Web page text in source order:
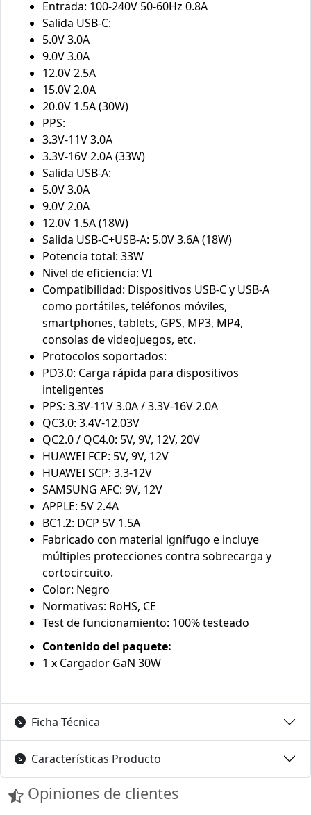
Entrada: 100-240V 50-60Hz 0.8A
Salida USB-C:
5.0V 3.0A
9.0V 3.0A
12.0V 2.5A
15.0V 2.0A
20.0V 1.5A (30W)
PPS:
3.3V-11V 3.0A
3.3V-16V 2.0A (33W)
Salida USB-A:
5.0V 3.0A
9.0V 2.0A
12.0V 1.5A (18W)
Salida USB-C+USB-A: 5.0V 3.6A (18W)
Potencia total: 33W
Nivel de eficiencia: VI
Compatibilidad: Dispositivos USB-C y USB-A
como portátiles, teléfonos móviles,
smartphones, tablets, GPS, MP3, MP4,
consolas de videojuegos, etc.
Protocolos soportados:
PD3.0: Carga rápida para dispositivos
inteligentes
PPS: 3.3V-11V 3.0A / 3.3V-16V 2.0A
QC3.0: 3.4V-12.03V
QC2.0 / QC4.0: 5V, 9V, 12V, 20V
HUAWEI FCP: 5V, 9V, 12V
HUAWEI SCP: 3.3-12V
SAMSUNG AFC: 9V, 12V
APPLE: 5V 2.4A
BC1.2: DCP 5V 1.5A
Fabricado con material ignífugo e incluye
múltiples protecciones contra sobrecarga y
cortocircuito.
Color: Negro
Normativas: RoHS, CE
Test de funcionamiento: 100% testeado
Contenido del paquete:
1 x Cargador GaN 30W
Ficha Técnica
Características Producto
Opiniones de clientes